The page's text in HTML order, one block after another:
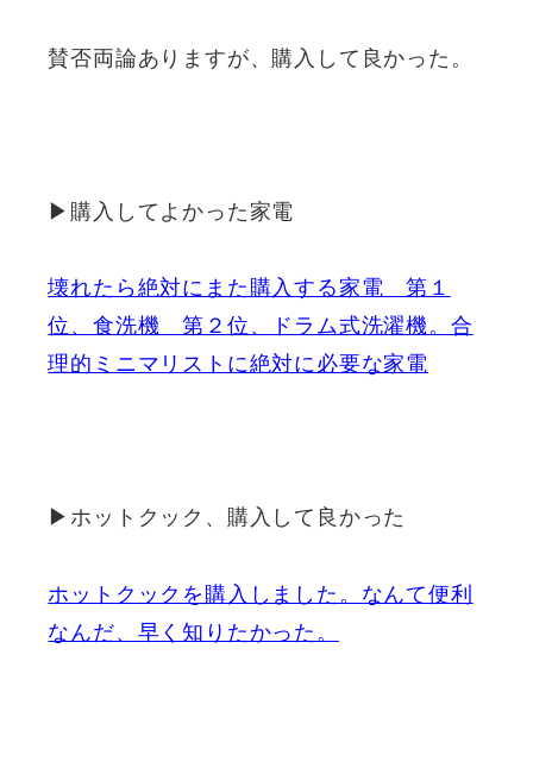
賛否両論ありますが、購入して良かった。
▶購入してよかった家電
壊れたら絶対にまた購入する家電 第１
位、食洗機 第２位、ドラム式洗濯機。合
理的ミニマリストに絶対に必要な家電
▶ホットクック、購入して良かった
ホットクックを購入しました。なんて便利
なんだ、早く知りたかった。